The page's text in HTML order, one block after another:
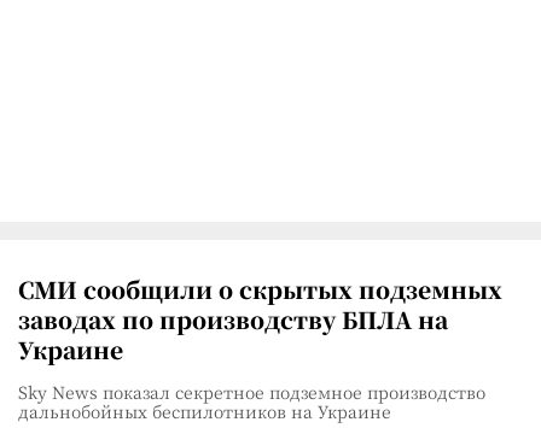
СМИ сообщили о скрытых подземных
заводах по производству БПЛА на
Украине
Sky News показал секретное подземное производство
дальнобойных беспилотников на Украине